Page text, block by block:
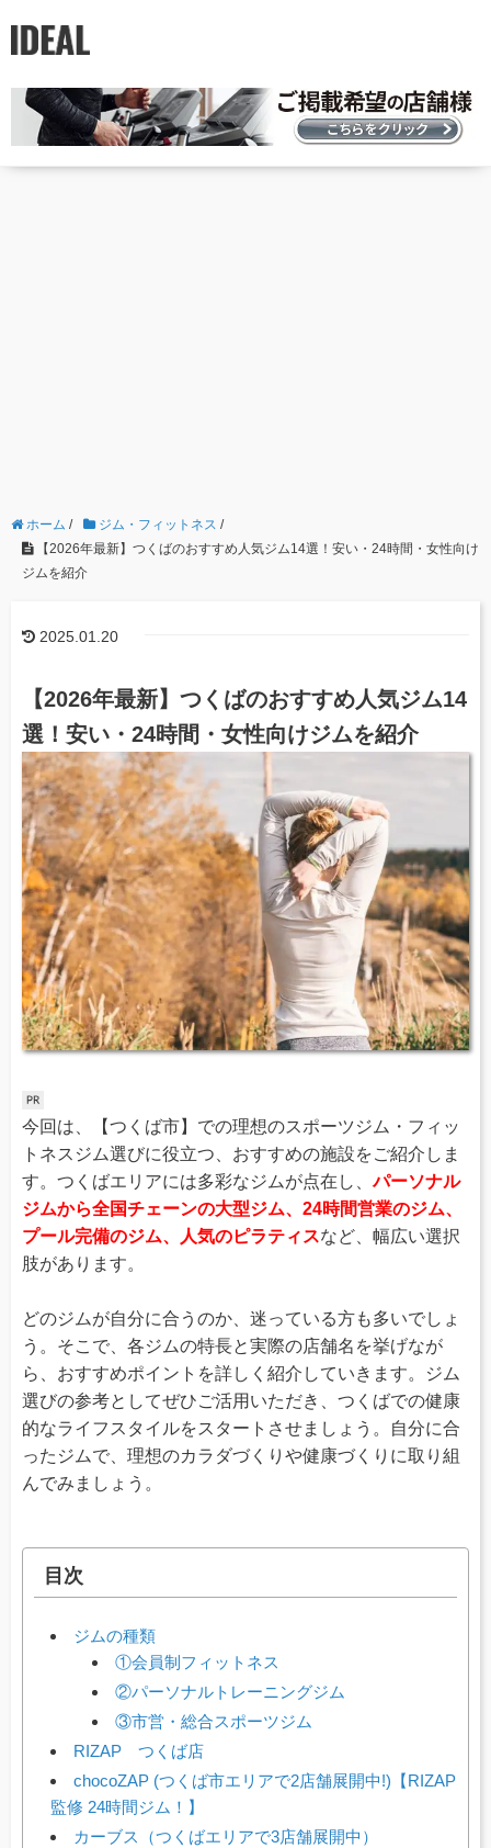
ホーム / ジム・フィットネス /
【2026年最新】つくばのおすすめ人気ジム14選！安い・24時間・女性向け
ジムを紹介
2025.01.20
【2026年最新】つくばのおすすめ人気ジム14
選！安い・24時間・女性向けジムを紹介
今回は、【つくば市】での理想のスポーツジム・フィッ
トネスジム選びに役立つ、おすすめの施設をご紹介しま
す。つくばエリアには多彩なジムが点在し、パーソナル
ジムから全国チェーンの大型ジム、24時間営業のジム、
プール完備のジム、人気のピラティスなど、幅広い選択
肢があります。
どのジムが自分に合うのか、迷っている方も多いでしょ
う。そこで、各ジムの特長と実際の店舗名を挙げなが
ら、おすすめポイントを詳しく紹介していきます。ジム
選びの参考としてぜひご活用いただき、つくばでの健康
的なライフスタイルをスタートさせましょう。自分に合
ったジムで、理想のカラダづくりや健康づくりに取り組
んでみましょう。
目次
ジムの種類
①会員制フィットネス
②パーソナルトレーニングジム
③市営・総合スポーツジム
RIZAP つくば店
chocoZAP (つくば市エリアで2店舗展開中!)【RIZAP
監修 24時間ジム！】
カーブス（つくばエリアで3店舗展開中）